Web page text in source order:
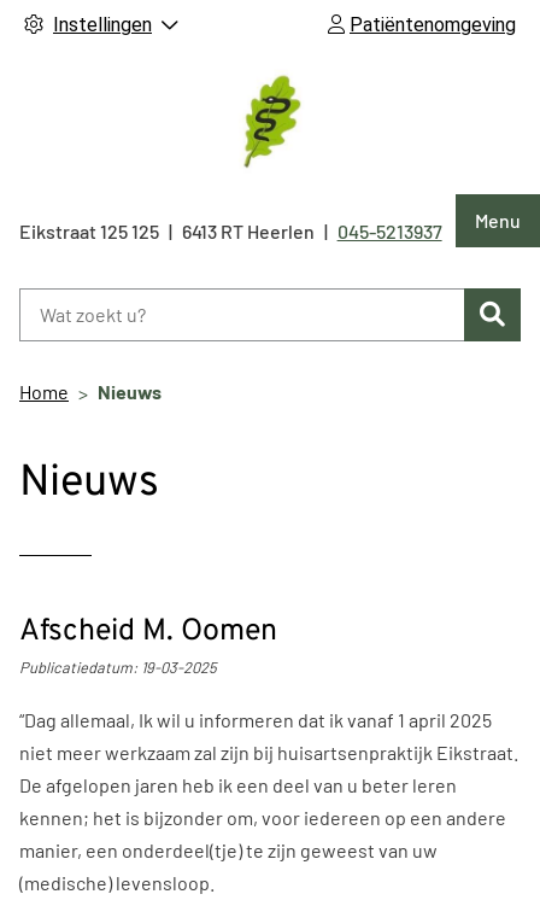
Instellingen Patiëntenomgeving
Menu
Eikstraat 125125 6413 RT Heerlen Tel:
045-5213937
Home Nieuws
Nieuws
Afscheid M. Oomen
Publicatiedatum: 19-03-2025
“Dag allemaal, Ik wil u informeren dat ik vanaf 1 april 2025
niet meer werkzaam zal zijn bij huisartsenpraktijk Eikstraat.
De afgelopen jaren heb ik een deel van u beter leren
kennen; het is bijzonder om, voor iedereen op een andere
manier, een onderdeel(tje) te zijn geweest van uw
(medische) levensloop.